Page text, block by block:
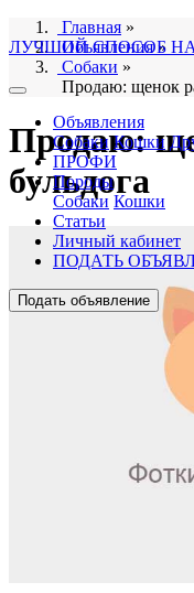
ЛУЧШИЙ СПОСОБ
Объявления
Собаки Кошки
ПРОФИ
Породы
Собаки Кошки
Статьи
Личный кабинет
ПОДАТЬ
Подать объявление
Главная »
Объявления»
Собаки »
Продаю: щенок
Продаю:
бульдога